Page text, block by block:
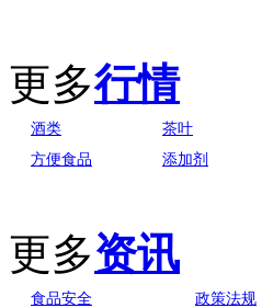
更多行情
酒类 茶叶
方便食品
添加剂
更多资讯
食品安全 政策法规